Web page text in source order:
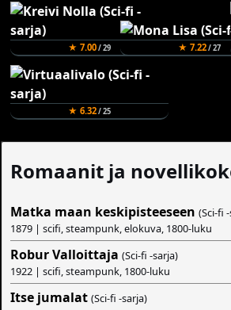
★ 7.00/ 29 ★ 7.22/ 27
★ 6.32/ 25
Romaanit ja
Matka maan keskipisteeseen (Sci-fi
1879 | scifi, steampunk, elokuva, 1800-luku
Robur Valloittaja (Sci-fi -sarja)
1922 | scifi, steampunk, 1800-luku
Itse jumalat (Sci-fi -sarja)